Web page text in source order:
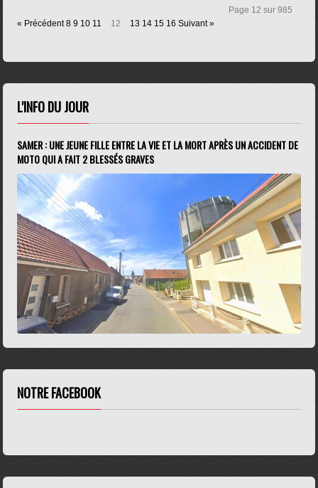
« Précédent 8 9 10 11 12 13 14 15 16 Suivant »
Page 12 sur 985
L'INFO DU JOUR
SAMER : UNE JEUNE FILLE ENTRE LA VIE ET LA MORT APRÈS UN ACCIDENT DE
MOTO QUI A FAIT 2 BLESSÉS GRAVES
NOTRE FACEBOOK